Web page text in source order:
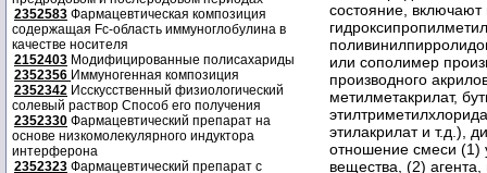
2352583 Фармацевтическая композиция
содержащая Fc-область иммуноглобулина в
качестве носителя
2152403 Модифицированные полисахариды
2352356 Иммуногенная композиция
2352342 Исскусственный физиологический
солевый раствор Способ его получения
2352330 Фармацевтический препарат на
основе низкомолекулярного индуктора
интерферона
2352323 Фармацевтический препарат с